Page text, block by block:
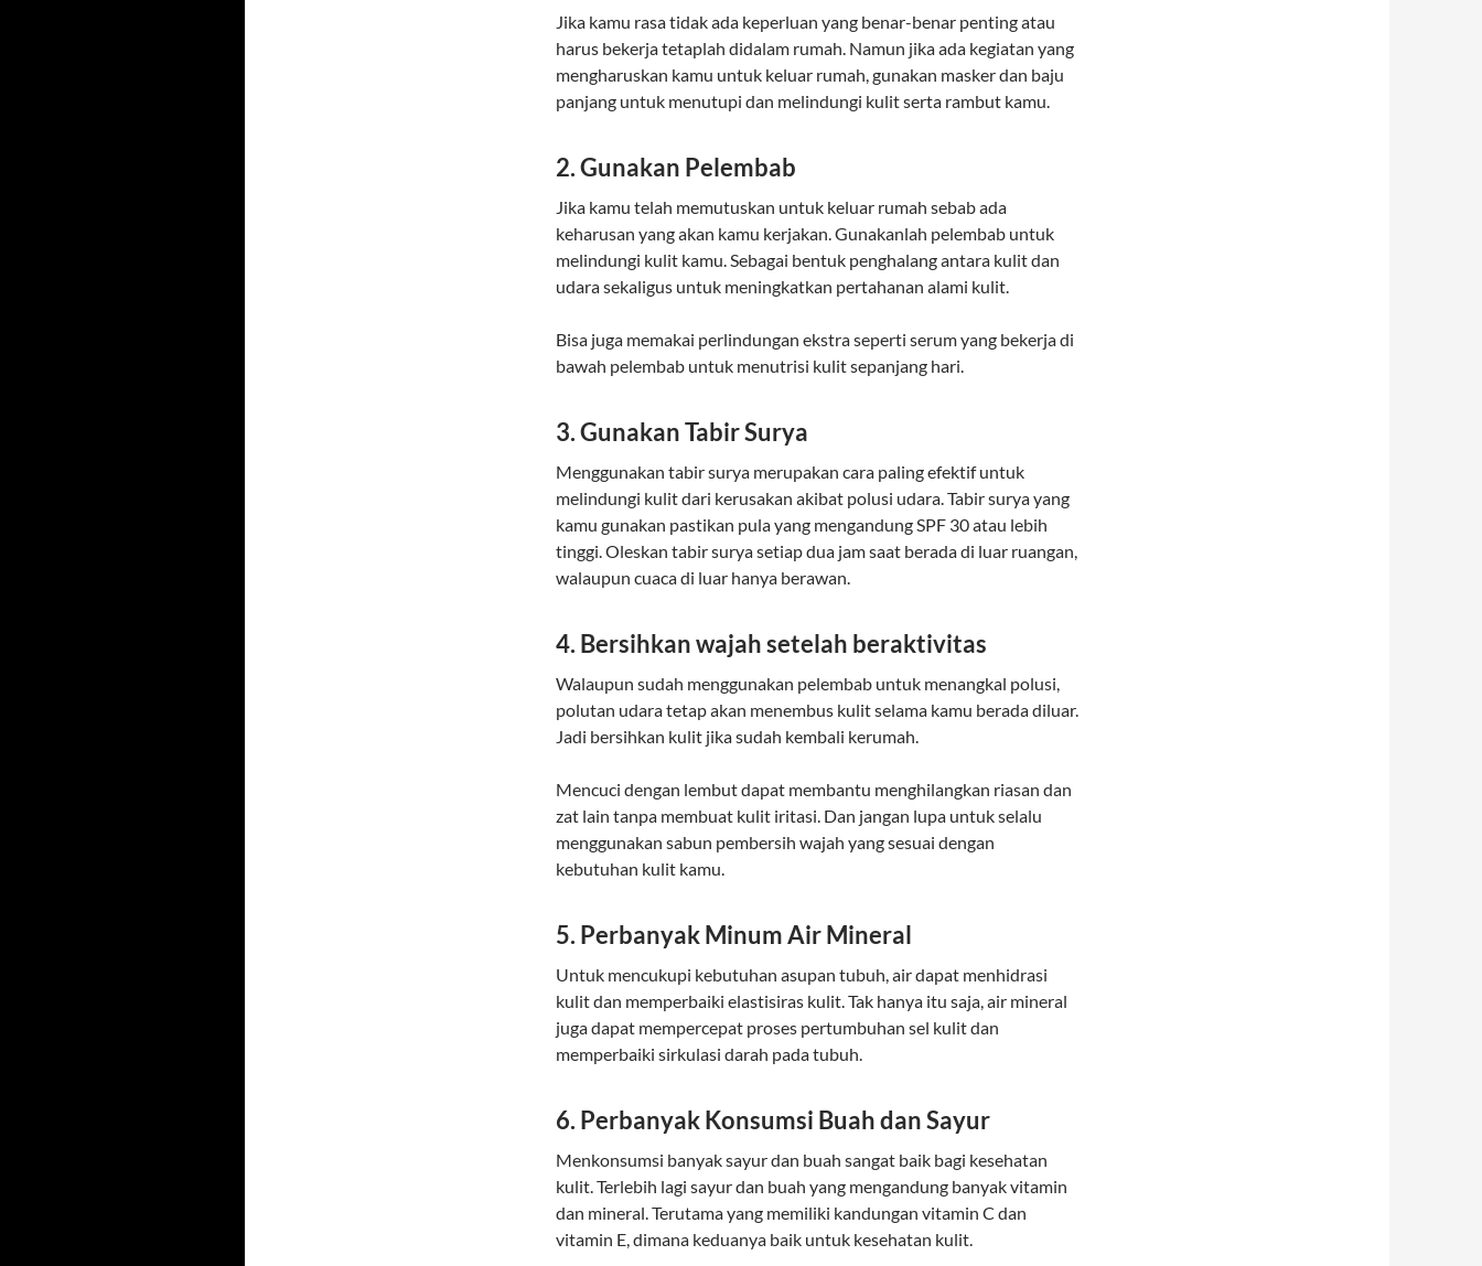
Jika kamu rasa tidak ada keperluan yang benar-benar penting atau
harus bekerja tetaplah didalam rumah. Namun jika ada kegiatan yang
mengharuskan kamu untuk keluar rumah, gunakan masker dan baju
panjang untuk menutupi dan melindungi kulit serta rambut kamu.
2. Gunakan Pelembab
Jika kamu telah memutuskan untuk keluar rumah sebab ada
keharusan yang akan kamu kerjakan. Gunakanlah pelembab untuk
melindungi kulit kamu. Sebagai bentuk penghalang antara kulit dan
udara sekaligus untuk meningkatkan pertahanan alami kulit.
Bisa juga memakai perlindungan ekstra seperti serum yang bekerja di
bawah pelembab untuk menutrisi kulit sepanjang hari.
3. Gunakan Tabir Surya
Menggunakan tabir surya merupakan cara paling efektif untuk
melindungi kulit dari kerusakan akibat polusi udara. Tabir surya yang
kamu gunakan pastikan pula yang mengandung SPF 30 atau lebih
tinggi. Oleskan tabir surya setiap dua jam saat berada di luar ruangan,
walaupun cuaca di luar hanya berawan.
4. Bersihkan wajah setelah beraktivitas
Walaupun sudah menggunakan pelembab untuk menangkal polusi,
polutan udara tetap akan menembus kulit selama kamu berada diluar.
Jadi bersihkan kulit jika sudah kembali kerumah.
Mencuci dengan lembut dapat membantu menghilangkan riasan dan
zat lain tanpa membuat kulit iritasi. Dan jangan lupa untuk selalu
menggunakan sabun pembersih wajah yang sesuai dengan
kebutuhan kulit kamu.
5. Perbanyak Minum Air Mineral
Untuk mencukupi kebutuhan asupan tubuh, air dapat menhidrasi
kulit dan memperbaiki elastisiras kulit. Tak hanya itu saja, air mineral
juga dapat mempercepat proses pertumbuhan sel kulit dan
memperbaiki sirkulasi darah pada tubuh.
6. Perbanyak Konsumsi Buah dan Sayur
Menkonsumsi banyak sayur dan buah sangat baik bagi kesehatan
kulit. Terlebih lagi sayur dan buah yang mengandung banyak vitamin
dan mineral. Terutama yang memiliki kandungan vitamin C dan
vitamin E, dimana keduanya baik untuk kesehatan kulit.